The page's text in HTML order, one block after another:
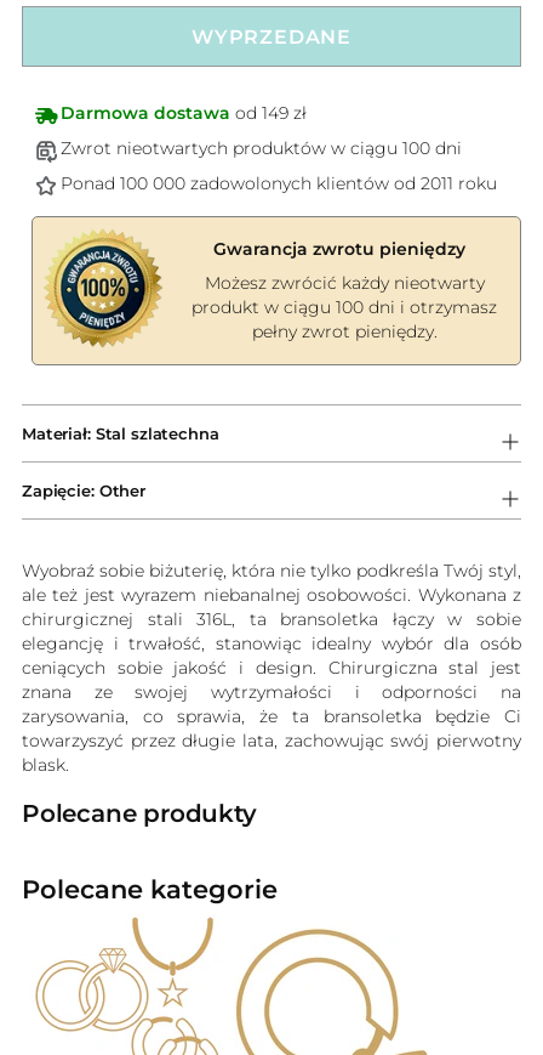
WYPRZEDANE
Darmowa dostawa od 149 zł
Zwrot nieotwartych produktów w ciągu 100 dni
Ponad 100 000 zadowolonych klientów od 2011 roku
Gwarancja zwrotu pieniędzy
Możesz zwrócić każdy nieotwarty
produkt w ciągu 100 dni i otrzymasz
pełny zwrot pieniędzy.
do
koszyka
Materiał: Stal szlatechna
Zapięcie: Other
Wyobraź sobie biżuterię, która nie tylko podkreśla Twój styl,
ale też jest wyrazem niebanalnej osobowości. Wykonana z
chirurgicznej stali 316L, ta bransoletka łączy w sobie
elegancję i trwałość, stanowiąc idealny wybór dla osób
ceniących sobie jakość i design. Chirurgiczna stal jest
znana ze swojej wytrzymałości i odporności na
zarysowania, co sprawia, że ta bransoletka będzie Ci
towarzyszyć przez długie lata, zachowując swój pierwotny
blask.
Polecane produkty
Polecane kategorie